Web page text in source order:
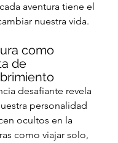
aventura tiene el
nuestra vida.
como
de
desafiante revela
personalidad
ocultos en la
como viajar solo,